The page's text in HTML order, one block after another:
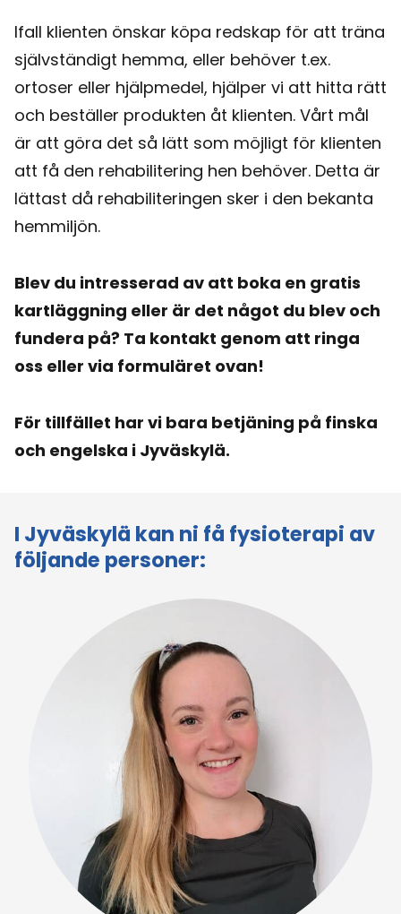
Ifall klienten önskar köpa redskap för att träna
självständigt hemma, eller behöver t.ex.
ortoser eller hjälpmedel, hjälper vi att hitta rätt
och beställer produkten åt klienten. Vårt mål
är att göra det så lätt som möjligt för klienten
att få den rehabilitering hen behöver. Detta är
lättast då rehabiliteringen sker i den bekanta
hemmiljön.
Blev du intresserad av att boka en gratis
kartläggning eller är det något du blev och
fundera på? Ta kontakt genom att ringa
oss eller via formuläret ovan!
För tillfället har vi bara betjäning på finska
och engelska i Jyväskylä.
I Jyväskylä kan ni få fysioterapi av
följande personer: